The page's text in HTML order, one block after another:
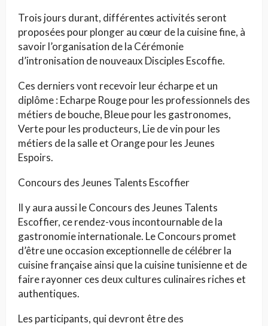
Trois jours durant, différentes activités seront
proposées pour plonger au cœur de la cuisine fine, à
savoir l’organisation de la Cérémonie
d’intronisation de nouveaux Disciples Escoffie.
Ces derniers vont recevoir leur écharpe et un
diplôme : Echarpe Rouge pour les professionnels des
métiers de bouche, Bleue pour les gastronomes,
Verte pour les producteurs, Lie de vin pour les
métiers de la salle et Orange pour les Jeunes
Espoirs.
Concours des Jeunes Talents Escoffier
Il y aura aussi le Concours des Jeunes Talents
Escoffier, ce rendez-vous incontournable de la
gastronomie internationale. Le Concours promet
d’être une occasion exceptionnelle de célébrer la
cuisine française ainsi que la cuisine tunisienne et de
faire rayonner ces deux cultures culinaires riches et
authentiques.
Les participants, qui devront être des